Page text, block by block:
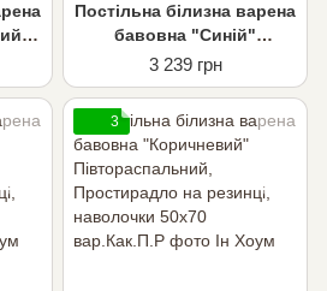
Постільна білизна варена
бавовна "Синій"
Півтораспальний,
Простирадло на резинці,
наволочки 50х70
3 239 грн
3